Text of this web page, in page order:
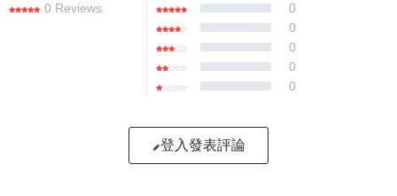
0 Reviews
0
0
0
0
0
登入發表評論